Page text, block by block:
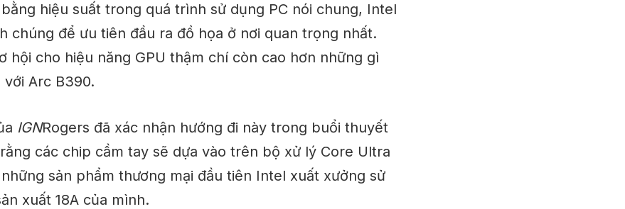
hiệu suất trong quá trình sử dụng PC nói chung, Intel
chúng để ưu tiên đầu ra đồ họa ở nơi quan trọng nhất.
hội cho hiệu năng GPU thậm chí còn cao hơn những gì
Arc B390.
IGNRogers đã xác nhận hướng đi này trong buổi thuyết
các chip cầm tay sẽ dựa vào trên bộ xử lý Core Ultra
sản phẩm thương mại đầu tiên Intel xuất xưởng sử
xuất 18A của mình.